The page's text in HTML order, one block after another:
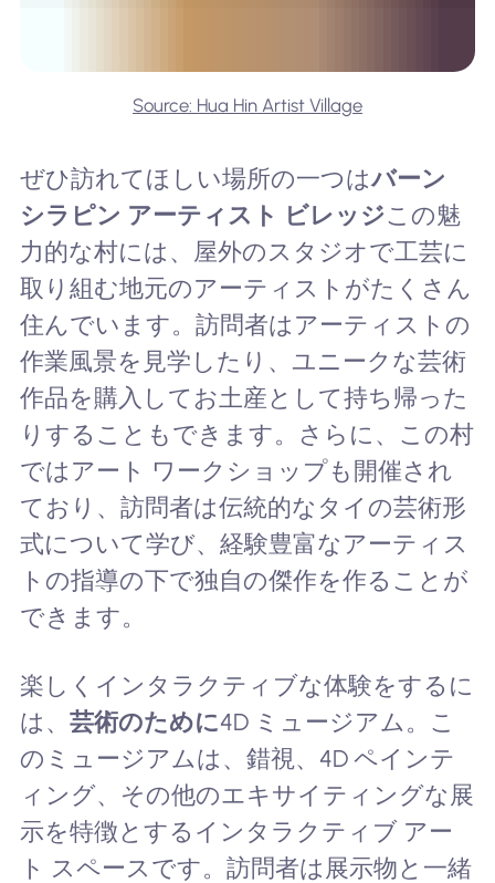
Source: Hua Hin Artist Village
ぜひ訪れてほしい場所の一つはバーン
シラピン アーティスト ビレッジこの魅
力的な村には、屋外のスタジオで工芸に
取り組む地元のアーティストがたくさん
住んでいます。訪問者はアーティストの
作業風景を見学したり、ユニークな芸術
作品を購入してお土産として持ち帰った
りすることもできます。さらに、この村
ではアート ワークショップも開催され
ており、訪問者は伝統的なタイの芸術形
式について学び、経験豊富なアーティス
トの指導の下で独自の傑作を作ることが
できます。
楽しくインタラクティブな体験をするに
は、 芸術のために4D ミュージアム。こ
のミュージアムは、錯視、4D ペインテ
ィング、その他のエキサイティングな展
示を特徴とするインタラクティブ アー
ト スペースです。訪問者は展示物と一緒